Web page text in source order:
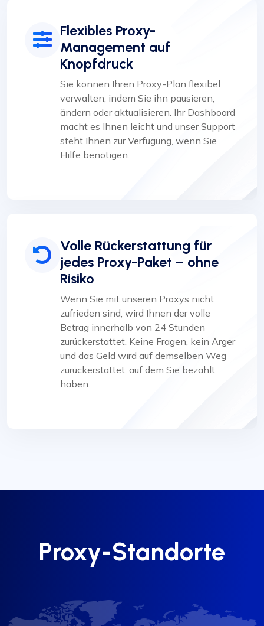
Flexibles Proxy-
Management auf
Knopfdruck
Sie können Ihren Proxy-Plan flexibel
verwalten, indem Sie ihn pausieren,
ändern oder aktualisieren. Ihr Dashboard
macht es Ihnen leicht und unser Support
steht Ihnen zur Verfügung, wenn Sie
Hilfe benötigen.
Volle Rückerstattung für
jedes Proxy-Paket – ohne
Risiko
Wenn Sie mit unseren Proxys nicht
zufrieden sind, wird Ihnen der volle
Betrag innerhalb von 24 Stunden
zurückerstattet. Keine Fragen, kein Ärger
und das Geld wird auf demselben Weg
zurückerstattet, auf dem Sie bezahlt
haben.
Proxy-Standorte